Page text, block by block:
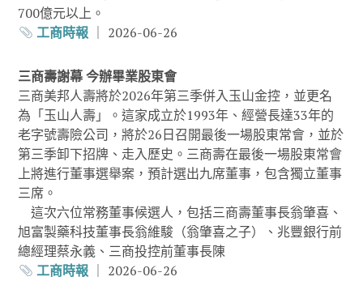
700億元以上。
工商時報｜ 2026-06-26
三商壽謝幕 今辦畢業股東會
三商美邦人壽將於2026年第三季併入玉山金控，並更名
為「玉山人壽」。這家成立於1993年、經營長達33年的
老字號壽險公司，將於26日召開最後一場股東常會，並於
第三季卸下招牌、走入歷史。三商壽在最後一場股東常會
上將進行董事選舉案，預計選出九席董事，包含獨立董事
三席。
這次六位常務董事候選人，包括三商壽董事長翁肇喜、
旭富製藥科技董事長翁維駿（翁肇喜之子）、兆豐銀行前
總經理蔡永義、三商投控前董事長陳
工商時報｜ 2026-06-26